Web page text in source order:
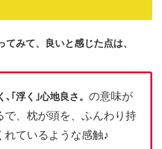
てみて、良いと感じた点は、
､｢浮く｣心地良さ。の意味が
で、枕が頭を、ふんわり持
れているような感触♪